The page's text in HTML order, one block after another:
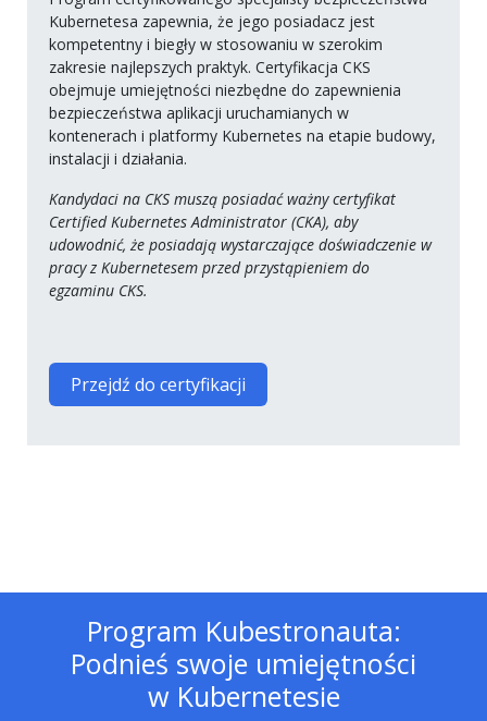
Kubernetesa zapewnia, że jego posiadacz jest
kompetentny i biegły w stosowaniu w szerokim
zakresie najlepszych praktyk. Certyfikacja CKS
obejmuje umiejętności niezbędne do zapewnienia
bezpieczeństwa aplikacji uruchamianych w
kontenerach i platformy Kubernetes na etapie budowy,
instalacji i działania.
Kandydaci na CKS muszą posiadać ważny certyfikat
Certified Kubernetes Administrator (CKA), aby
udowodnić, że posiadają wystarczające doświadczenie w
pracy z Kubernetesem przed przystąpieniem do
egzaminu CKS.
Przejdź do certyfikacji
Program Kubestronauta:
Podnieś swoje umiejętności
w Kubernetesie